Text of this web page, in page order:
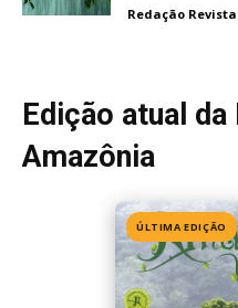
Redação
Edição atual da
Amazônia
ÚLTIMA EDIÇÃO